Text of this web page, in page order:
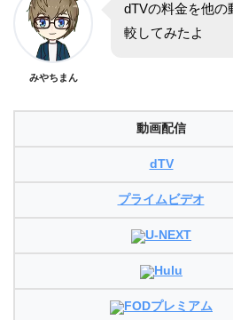
みやちまん
dTVの料金を他の
較してみたよ
動画配信
dTV
プライムビデオ
U-NEXT
Hulu
FODプレミアム